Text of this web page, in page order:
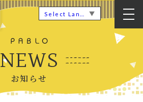
▼
NEWS
お知らせ